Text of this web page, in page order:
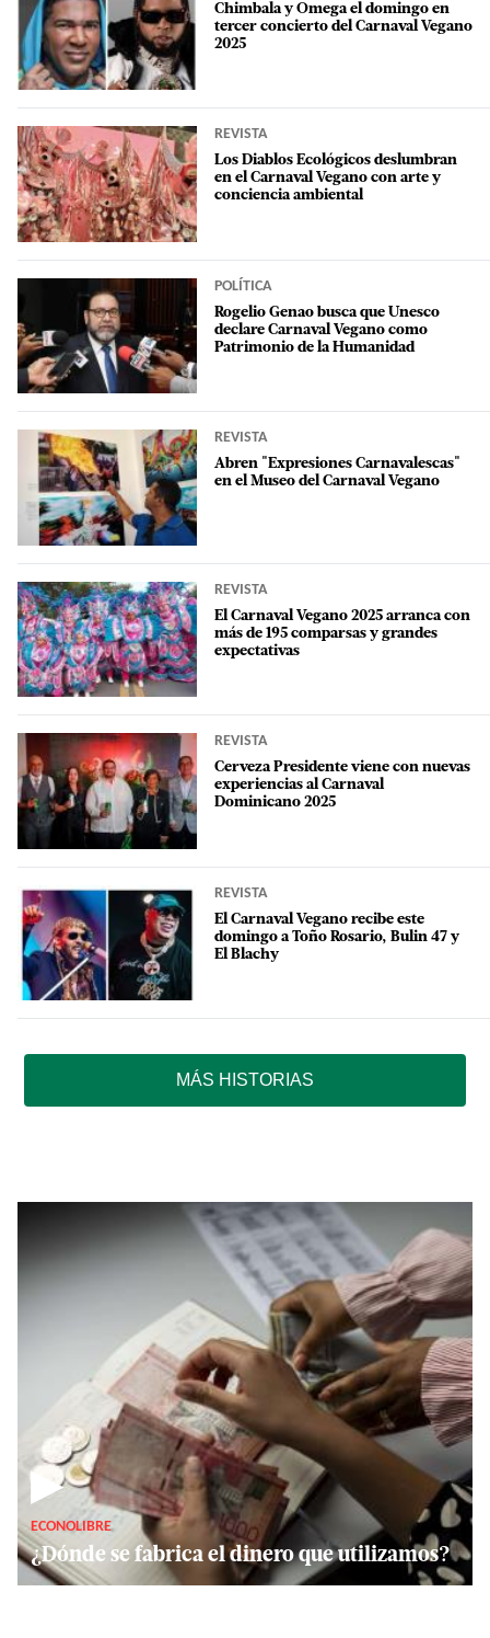
Chimbala y Omega el domingo en
tercer concierto del Carnaval Vegano
2025
REVISTA
Los Diablos Ecológicos deslumbran
en el Carnaval Vegano con arte y
conciencia ambiental
POLÍTICA
Rogelio Genao busca que Unesco
declare Carnaval Vegano como
Patrimonio de la Humanidad
REVISTA
Abren "Expresiones Carnavalescas"
en el Museo del Carnaval Vegano
REVISTA
El Carnaval Vegano 2025 arranca con
más de 195 comparsas y grandes
expectativas
REVISTA
Cerveza Presidente viene con nuevas
experiencias al Carnaval
Dominicano 2025
REVISTA
El Carnaval Vegano recibe este
domingo a Toño Rosario, Bulin 47 y
El Blachy
MÁS HISTORIAS
▶
ECONOLIBRE
¿Dónde se fabrica el dinero que utilizamos?